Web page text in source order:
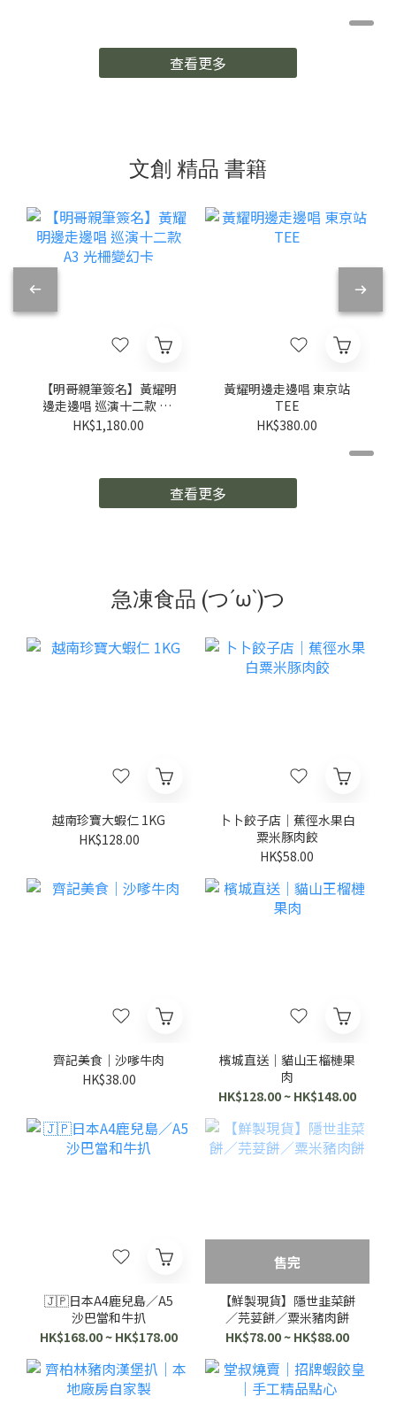
查看更多
文創 精品 書籍
【明哥親筆簽名】黃耀明
邊走邊唱 巡演十二款 A3
光柵變幻卡
HK$1,180.00
黃耀明邊走邊唱 東京站
TEE
HK$380.00
查看更多
急凍食品 (つ´ω`)つ
越南珍寶大蝦仁 1KG
HK$128.00
卜卜餃子店｜蕉徑水果白
粟米豚肉餃
HK$58.00
齊記美食｜沙嗲牛肉
HK$38.00
檳城直送｜貓山王榴槤果
肉
HK$128.00 ~ HK$148.00
🇯🇵日本A4鹿兒島／A5
沙巴當和牛扒
HK$168.00 ~ HK$178.00
售完
【鮮製現貨】隱世韭菜餅
／芫荽餅／粟米豬肉餅
HK$78.00 ~ HK$88.00